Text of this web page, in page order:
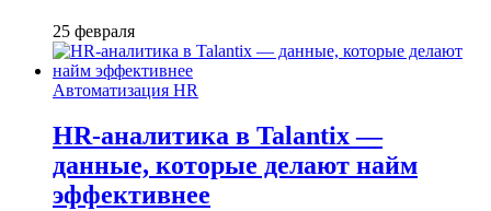
25 февраля
Автоматизация HR
HR-аналитика в Talantix —
данные, которые делают найм
эффективнее